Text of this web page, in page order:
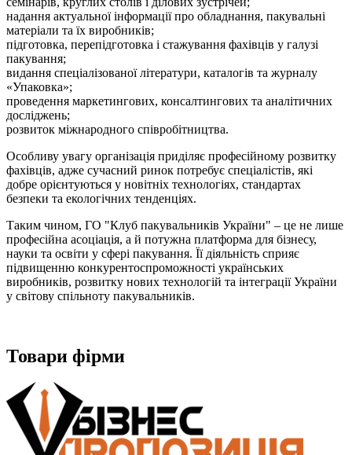
надання актуальної інформації про обладнання, пакувальні
матеріали та їх виробників;
підготовка, перепідготовка і стажування фахівців у галузі
пакування;
видання спеціалізованої літератури, каталогів та журналу
«Упаковка»;
проведення маркетингових, консалтингових та аналітичних
досліджень;
розвиток міжнародного співробітництва.
Особливу увагу організація приділяє професійному розвитку
фахівців, адже сучасний ринок потребує спеціалістів, які
добре орієнтуються у новітніх технологіях, стандартах
безпеки та екологічних тенденціях.
Таким чином, ГО "Клуб пакувальників України" – це не лише
професійна асоціація, а й потужна платформа для бізнесу,
науки та освіти у сфері пакування. Її діяльність сприяє
підвищенню конкурентоспроможності українських
виробників, розвитку нових технологій та інтеграції України
у світову спільноту пакувальників.
Товари фірми